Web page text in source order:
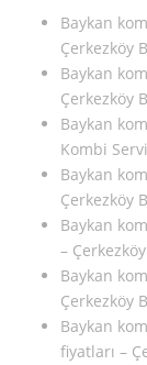
Baykan
Çerkezköy
Baykan
Çerkezköy
Baykan
Kombi
Baykan
Çerkezköy
Baykan
–
Baykan
Çerkezköy
Baykan
fiyatları –